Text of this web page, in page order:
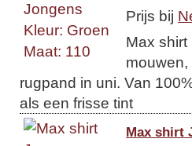
Prijs bij
Max
rugpand in uni. Van
als een frisse tint
Max shirt